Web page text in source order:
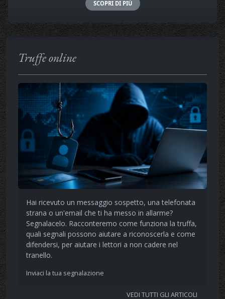
SCOPRI DI PIÙ
Truffe online
Hai ricevuto un messaggio sospetto, una telefonata
strana o un'email che ti ha messo in allarme?
Segnalacelo. Racconteremo come funziona la truffa,
quali segnali possono aiutare a riconoscerla e come
difendersi, per aiutare i lettori a non cadere nel
tranello.
Inviaci la tua segnalazione
VEDI TUTTI GLI ARTICOLI